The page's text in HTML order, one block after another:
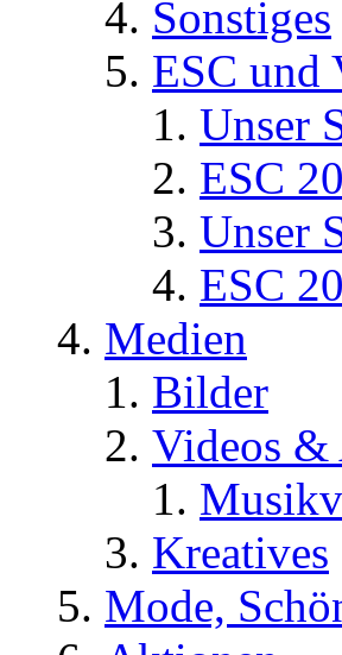
Sonstiges
ESC und
Unser
ESC
Unser
ESC
Medien
Bilder
Videos &
Kreatives
Mode,